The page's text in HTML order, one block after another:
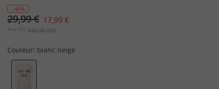
- 40%
29,99 € 17,99 €
Prix TTC frais de port
Couleur: blanc neige